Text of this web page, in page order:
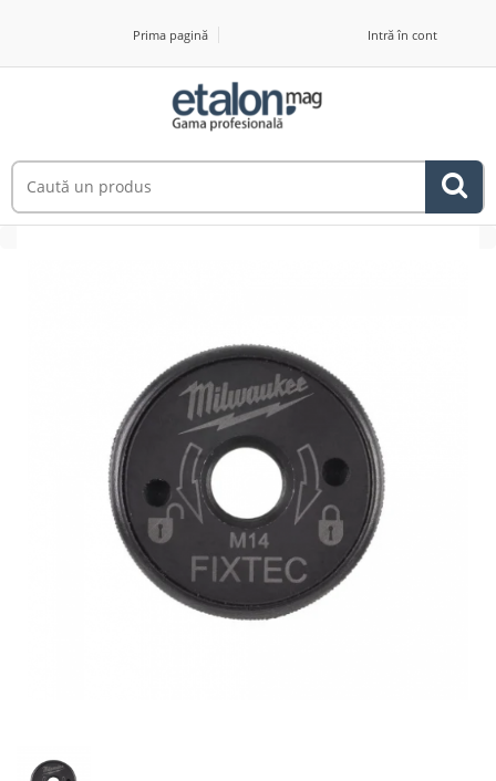
Prima pagină Intră în cont